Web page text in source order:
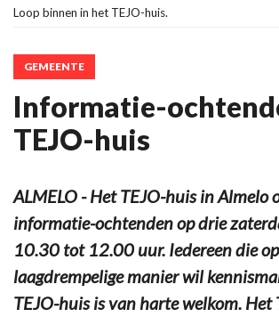
Loop binnen in het TEJO-huis.
GEMEENTE
Informatie-
TEJO-huis
ALMELO - Het TEJO-huis in Almelo
informatie-ochtenden op drie
10.30 tot 12.00 uur. Iedereen die
laagdrempelige manier wil
TEJO-huis is van harte welkom. Het